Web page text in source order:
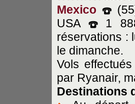
Mexico
USA
1
réservations :
le dimanche.
Vols
par Ryanair,
Destinations